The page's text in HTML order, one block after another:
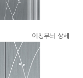
에칭무늬 상세